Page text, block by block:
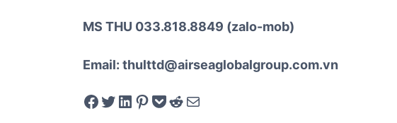
MS THU 033.818.8849 (zalo-mob)
Email: thulttd@airseaglobalgroup.com.vn
Share on Facebook Tweet on Twitter Share on LinkedIn Pin on Pinterest Save to pocket Share on Reddit Share via Email